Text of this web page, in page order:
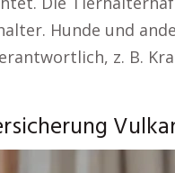
Hunde und
z. B.